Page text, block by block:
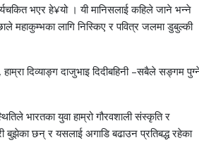
भएर हे¥यो । यी मानिसलाई कहिले जाने भन्ने
महाकुम्भका लागि निस्किए र पवित्र जलमा डुबुल्की
दिव्याङ्ग दाजुभाइ दिदीबहिनी –सबैले सङ्गम
भारतका युवा हाम्रो गौरवशाली संस्कृति र
छन् र यसलाई अगाडि बढाउन प्रतिबद्ध रहेका